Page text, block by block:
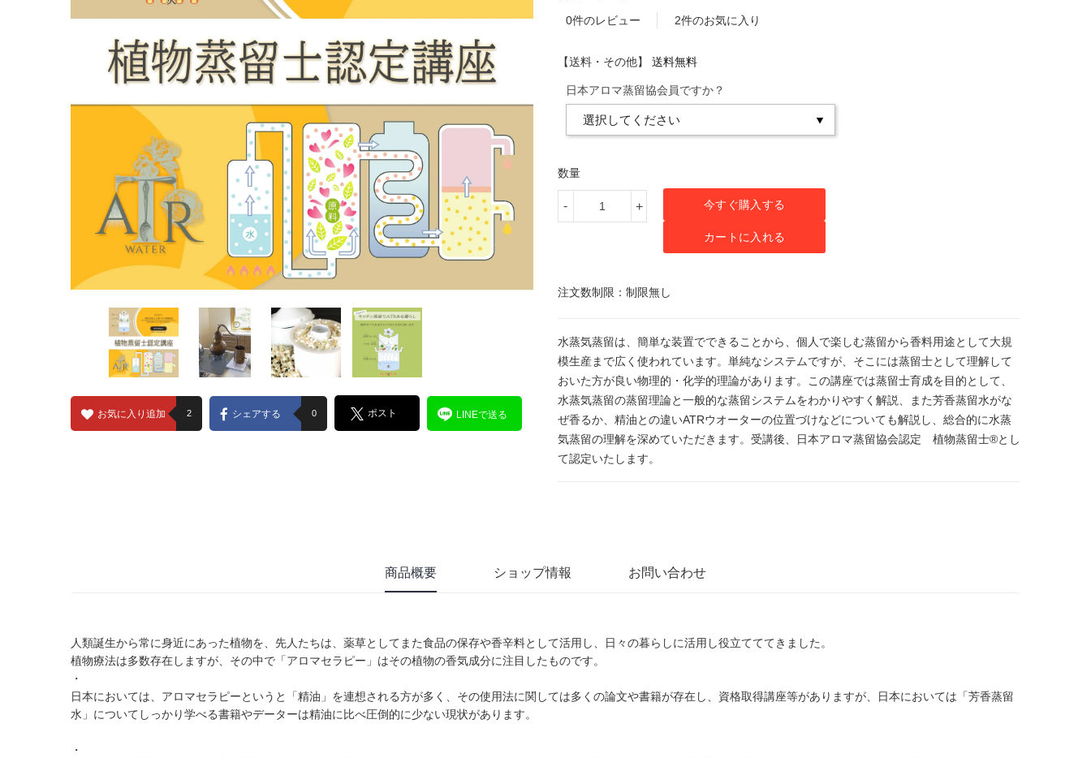
お気に入り追加 2 シェアする 0 ポスト LINEで送る
0件のレビュー 2件のお気に入り
【送料・その他】 送料無料
日本アロマ蒸留協会員ですか？
数量
- + 今すぐ購入する
カートに入れる
注文数制限：制限無し
水蒸気蒸留は、簡単な装置でできることから、個人で楽しむ蒸留から香料用途として大規
模生産まで広く使われています。単純なシステムですが、そこには蒸留士として理解して
おいた方が良い物理的・化学的理論があります。この講座では蒸留士育成を目的として、
水蒸気蒸留の蒸留理論と一般的な蒸留システムをわかりやすく解説、また芳香蒸留水がな
ぜ香るか、精油との違いATRウオーターの位置づけなどについても解説し、総合的に水蒸
気蒸留の理解を深めていただきます。受講後、日本アロマ蒸留協会認定 植物蒸留士®︎とし
て認定いたします。
商品概要 ショップ情報 お問い合わせ
人類誕生から常に身近にあった植物を、先人たちは、薬草としてまた食品の保存や香辛料として活用し、日々の暮らしに活用し役立てててきました。
植物療法は多数存在しますが、その中で「アロマセラピー」はその植物の香気成分に注目したものです。
・
日本においては、アロマセラピーというと「精油」を連想される方が多く、その使用法に関しては多くの論文や書籍が存在し、資格取得講座等がありますが、日本においては「芳香蒸留
水」についてしっかり学べる書籍やデーターは精油に比べ圧倒的に少ない現状があります。
・